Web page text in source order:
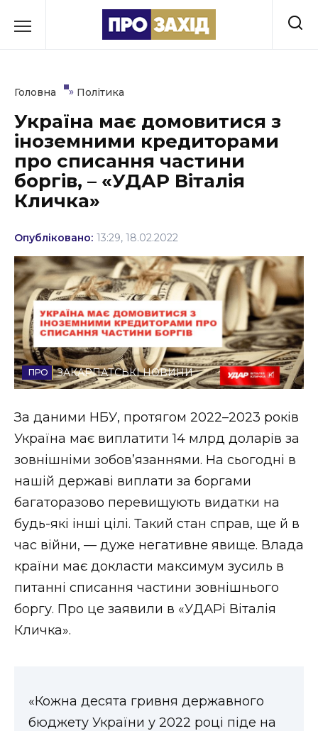
до
Культура
Освіта
Події
Політика
Соціум
Спорт
Стиль життя
Втрачений Ужгород
НОВИНИ ЗАХІДНОЇ УКРАЇНИ
ФОТО
Головна » Політика
Україна має домовитися з
іноземними кредиторами
про списання частини
боргів, – «УДАР Віталія
Кличка»
Опубліковано: 13:29, 18.02.2022
ЗАКАРПАТСЬКІ НОВИНИ
За даними НБУ, протягом 2022–2023 років
Україна має виплатити 14 млрд доларів за
зовнішніми зобов’язаннями. На сьогодні в
нашій державі виплати за боргами
багаторазово перевищують видатки на
будь-які інші цілі. Такий стан справ, ще й в
час війни, — дуже негативне явище. Влада
країни має докласти максимум зусиль в
питанні списання частини зовнішнього
боргу. Про це заявили в «УДАРі Віталія
Кличка».
«Кожна десята гривня державного
бюджету України у 2022 році піде на